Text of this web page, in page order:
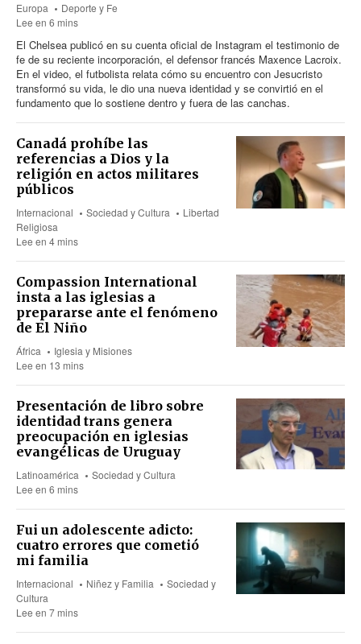
Europa
Deporte y Fe
Lee en 6 mins
El Chelsea publicó en su cuenta oficial de Instagram el testimonio de
fe de su reciente incorporación, el defensor francés Maxence Lacroix.
En el video, el futbolista relata cómo su encuentro con Jesucristo
transformó su vida, le dio una nueva identidad y se convirtió en el
fundamento que lo sostiene dentro y fuera de las canchas.
Canadá prohíbe las
referencias a Dios y la
religión en actos militares
públicos
Internacional Sociedad y Cultura
Libertad
Religiosa
Lee en 4 mins
Compassion International
insta a las iglesias a
prepararse ante el fenómeno
de El Niño
África
Iglesia y Misiones
Lee en 13 mins
Presentación de libro sobre
identidad trans genera
preocupación en iglesias
evangélicas de Uruguay
Latinoamérica
Sociedad y Cultura
Lee en 6 mins
Fui un adolescente adicto:
cuatro errores que cometió
mi familia
Internacional Niñez y Familia
Sociedad y
Cultura
Lee en 7 mins